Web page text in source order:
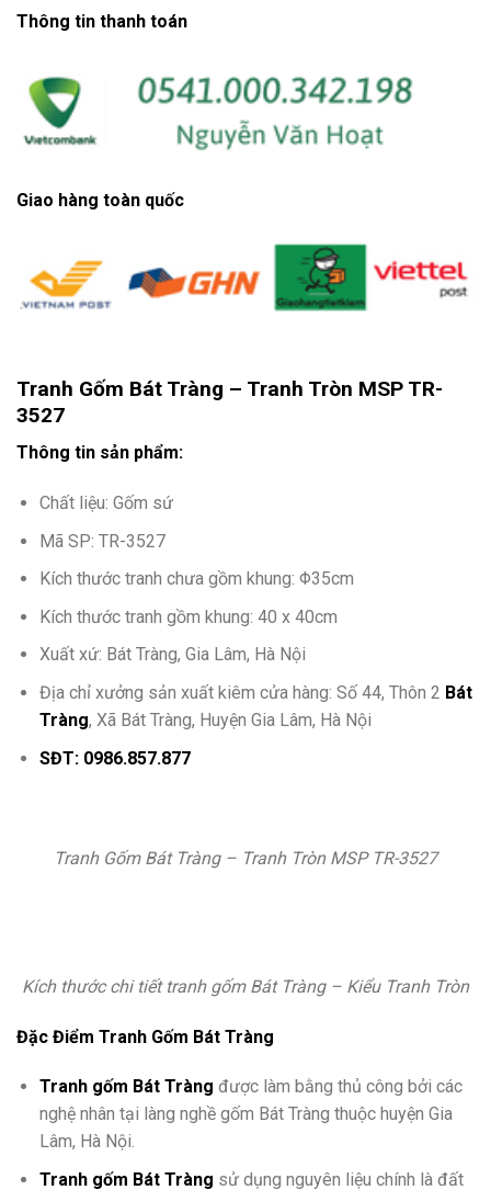
Thông tin thanh toán
Giao hàng toàn quốc
Tranh Gốm Bát Tràng – Tranh Tròn MSP TR-
3527
Thông tin sản phẩm:
Chất liệu: Gốm sứ
Mã SP: TR-3527
Kích thước tranh chưa gồm khung: Φ35cm
Kích thước tranh gồm khung: 40 x 40cm
Xuất xứ: Bát Tràng, Gia Lâm, Hà Nội
Địa chỉ xưởng sản xuất kiêm cửa hàng: Số 44, Thôn 2 Bát
Tràng, Xã Bát Tràng, Huyện Gia Lâm, Hà Nội
SĐT: 0986.857.877
Tranh Gốm Bát Tràng – Tranh Tròn MSP TR-3527
Kích thước chi tiết tranh gốm Bát Tràng – Kiểu Tranh Tròn
Đặc Điểm Tranh Gốm Bát Tràng
Tranh gốm Bát Tràng được làm bằng thủ công bởi các
nghệ nhân tại làng nghề gốm Bát Tràng thuộc huyện Gia
Lâm, Hà Nội.
Tranh gốm Bát Tràng sử dụng nguyên liệu chính là đất